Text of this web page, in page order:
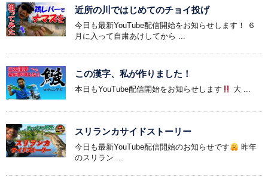
近所の川ではじめてのチョイ投げ
今日も最新YouTube配信開始をお知らせします！ ６
月に入って自粛あけしてから ...
この漢字、私が作りました！
本日もYouTube配信開始をお知らせします 大 ...
スリランカサイドストーリー
今日も最新YouTube配信開始のお知らせです
昨年
のスリラン ...